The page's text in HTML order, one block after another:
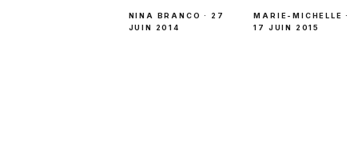
NINA BRANCO · 27
JUIN 2014
MARIE-MICHELLE ·
17 JUIN 2015